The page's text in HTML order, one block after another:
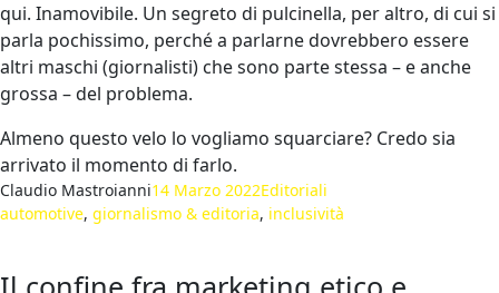
qui. Inamovibile. Un segreto di pulcinella, per altro, di cui si
parla pochissimo, perché a parlarne dovrebbero essere
altri maschi (giornalisti) che sono parte stessa – e anche
grossa – del problema.
Almeno questo velo lo vogliamo squarciare? Credo sia
arrivato il momento di farlo.
Claudio Mastroianni14 Marzo 2022Editoriali
automotive, giornalismo & editoria, inclusività